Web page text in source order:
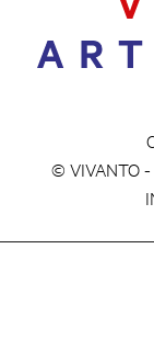
© VIVANTO -